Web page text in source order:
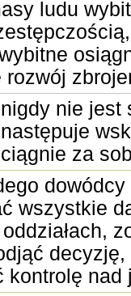
ludu
rozwój
nie jest
za
wszystkie
oddziałach,
kontrolę nad